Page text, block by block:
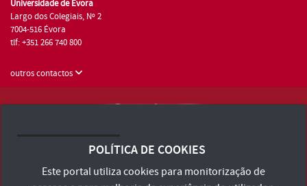
Universidade de Évora
Largo dos Colegiais, Nº 2
7004-516 Évora
tlf: +351 266 740 800
outros contactos
Consulte os Termos e Condições e Política de Privacidade
Declaração de Acessibilidade
POLÍTICA DE COOKIES
Este portal utiliza cookies para monitorização de